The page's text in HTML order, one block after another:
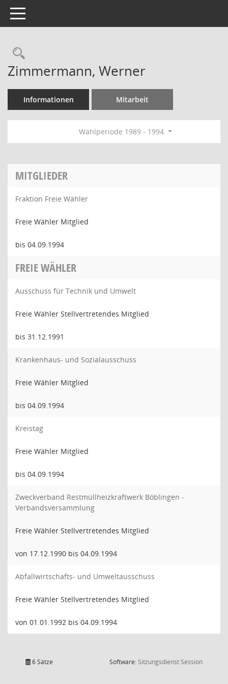
Toggle navigation
Rechercheauswahl
Zimmermann, Werner
Informationen Mitarbeit
Wahlperiode 1989 - 1994
MITGLIEDER
Fraktion Freie Wähler
Freie Wähler Mitglied
bis 04.09.1994
FREIE WÄHLER
Ausschuss für Technik und Umwelt
Freie Wähler Stellvertretendes Mitglied
bis 31.12.1991
Krankenhaus- und Sozialausschuss
Freie Wähler Mitglied
bis 04.09.1994
Kreistag
Freie Wähler Mitglied
bis 04.09.1994
Zweckverband Restmüllheizkraftwerk Böblingen -
Verbandsversammlung
Freie Wähler Stellvertretendes Mitglied
von 17.12.1990 bis 04.09.1994
Abfallwirtschafts- und Umweltausschuss
Freie Wähler Stellvertretendes Mitglied
von 01.01.1992 bis 04.09.1994
6 Sätze Software:SitzungsdienstSession(Wird in